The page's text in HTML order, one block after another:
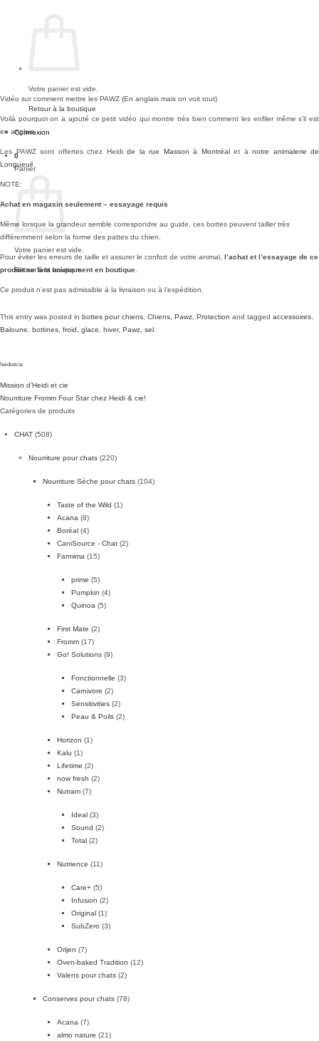
Votre panier est vide.
Retour à la boutique
Connexion
0
Panier
Votre panier est vide.
Retour à la boutique
Vidéo sur comment mettre les PAWZ (En anglais mais on voit tout)
Voilà pourquoi on a ajouté ce petit vidéo qui montre très bien comment les enfiler même s’il est
en anglais…
Les PAWZ sont offertes chez Heidi de la rue Masson à Montréalet ànotre animalerie de
Longueuil
NOTE:
Achat en magasin seulement – essayage requis
Même lorsque la grandeur semble correspondre au guide, ces bottes peuvent tailler très
différemment selon la forme des pattes du chien.
Pour éviter les erreurs de taille et assurer le confort de votre animal, l’achat et l’essayage de ce
produit se font uniquement en boutique.
Ce produit n’est pas admissible à la livraison ou à l’expédition.
This entry was posted in bottes pour chiens, Chiens, Pawz, Protection and tagged accessoires,
Baloune, bottines, froid, glace, hiver, Pawz, sel.
heidietcie
Mission d’Heidi et cie
Nourriture Fromm Four Star chez Heidi & cie!
Catégories de produits
CHAT (508)
Nourriture pour chats (220)
Nourriture Sèche pour chats (104)
Taste of the Wild (1)
Acana (8)
Boréal (4)
CaniSource - Chat (2)
Farmima (15)
prime (5)
Pumpkin (4)
Quinoa (5)
First Mate (2)
Fromm (17)
Go! Solutions (9)
Fonctionnelle (3)
Carnivore (2)
Sensitivities (2)
Peau & Poils (2)
Horizon (1)
Kalu (1)
Lifetime (2)
now fresh (2)
Nutram (7)
Ideal (3)
Sound (2)
Total (2)
Nutrience (11)
Care+ (5)
Infusion (2)
Original (1)
SubZero (3)
Orijen (7)
Oven-baked Tradition (12)
Valens pour chats (2)
Conserves pour chats (78)
Acana (7)
almo nature (21)